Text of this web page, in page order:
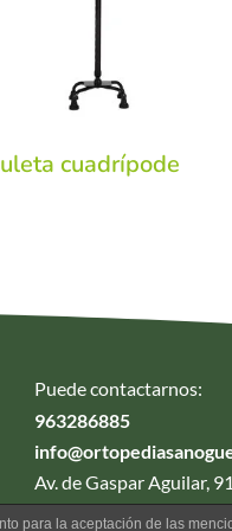
cuadrípode
Puede contactarnos:
963286885
Av. de Gaspar Aguilar,
para la aceptación de las